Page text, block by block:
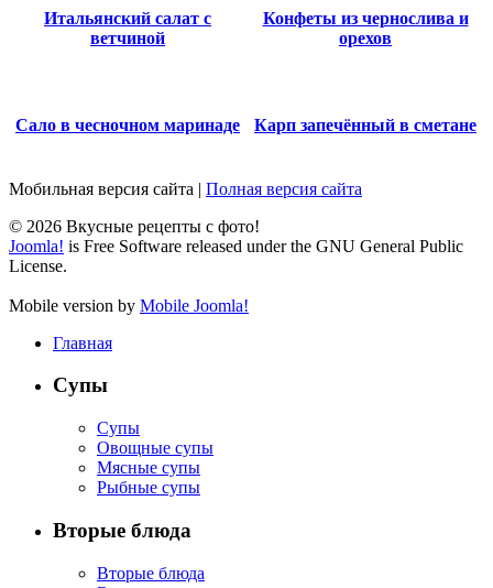
Итальянский салат с
ветчиной
Конфеты из чернослива и
орехов
Сало в чесночном маринаде Карп запечённый в сметане
Мобильная версия сайта | Полная версия сайта
© 2026 Вкусные рецепты с фото!
Joomla! is Free Software released under the GNU General Public
License.
Mobile version by Mobile Joomla!
Главная
Супы
Супы
Овощные супы
Мясные супы
Рыбные супы
Вторые блюда
Вторые блюда